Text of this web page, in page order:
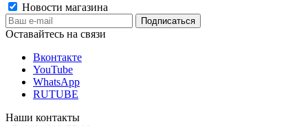
Новости магазина
Оставайтесь на связи
Вконтакте
YouTube
WhatsApp
RUTUBE
Наши контакты